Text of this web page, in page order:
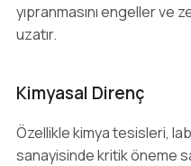
yıpranmasını engeller ve
uzatır.
Kimyasal Direnç
Özellikle kimya tesisleri,
sanayisinde kritik öneme